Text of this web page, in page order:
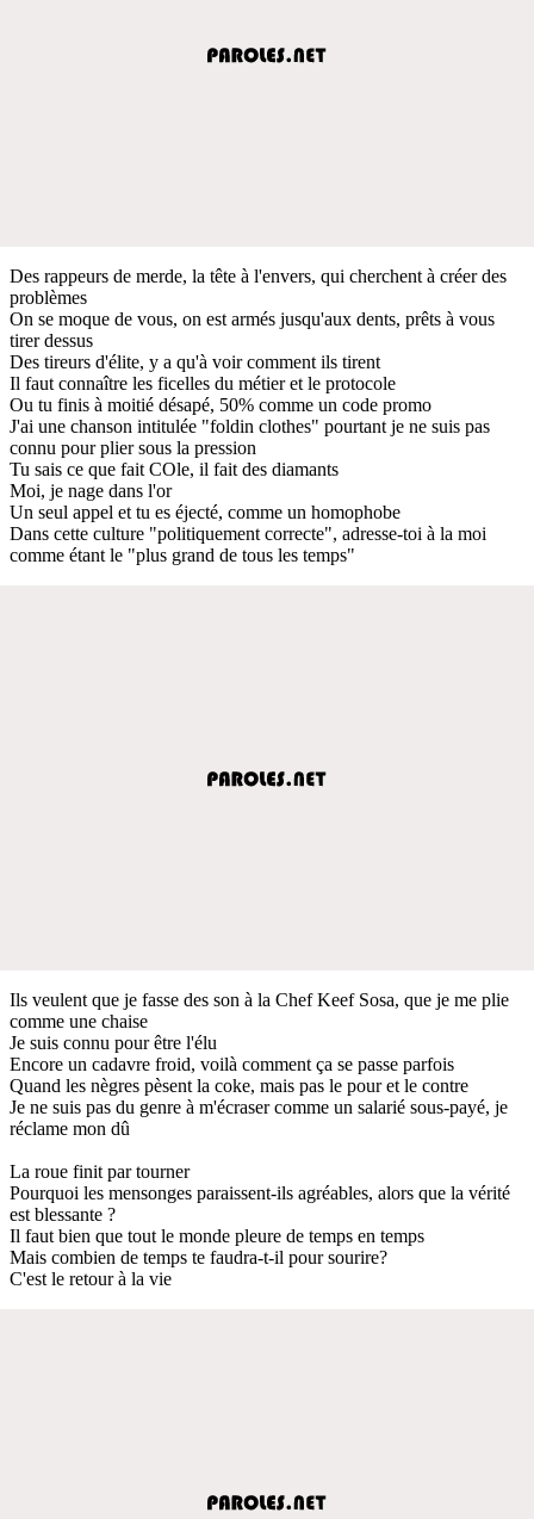
Des rappeurs de merde, la tête à l'envers, qui cherchent à créer des
problèmes
On se moque de vous, on est armés jusqu'aux dents, prêts à vous
tirer dessus
Des tireurs d'élite, y a qu'à voir comment ils tirent
Il faut connaître les ficelles du métier et le protocole
Ou tu finis à moitié désapé, 50% comme un code promo
J'ai une chanson intitulée "foldin clothes" pourtant je ne suis pas
connu pour plier sous la pression
Tu sais ce que fait COle, il fait des diamants
Moi, je nage dans l'or
Un seul appel et tu es éjecté, comme un homophobe
Dans cette culture "politiquement correcte", adresse-toi à la moi
comme étant le "plus grand de tous les temps"
Ils veulent que je fasse des son à la Chef Keef Sosa, que je me plie
comme une chaise
Je suis connu pour être l'élu
Encore un cadavre froid, voilà comment ça se passe parfois
Quand les nègres pèsent la coke, mais pas le pour et le contre
Je ne suis pas du genre à m'écraser comme un salarié sous-payé, je
réclame mon dû
La roue finit par tourner
Pourquoi les mensonges paraissent-ils agréables, alors que la vérité
est blessante ?
Il faut bien que tout le monde pleure de temps en temps
Mais combien de temps te faudra-t-il pour sourire?
C'est le retour à la vie